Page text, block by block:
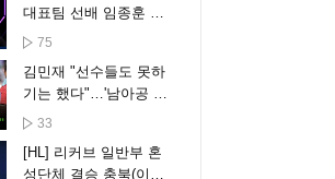
대표팀 선배 임종훈 꺾
고 8강 진출 [스포타임
75
김민재 "선수들도 못하
기는 했다"…'남아공 졸
전' 평가 보니 [포크뉴
33
[HL] 리커브 일반부 혼
성단체 결승 충북(이한